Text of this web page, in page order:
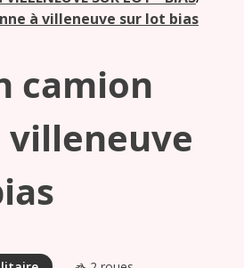
à villeneuve sur lot bias
camion
villeneuve